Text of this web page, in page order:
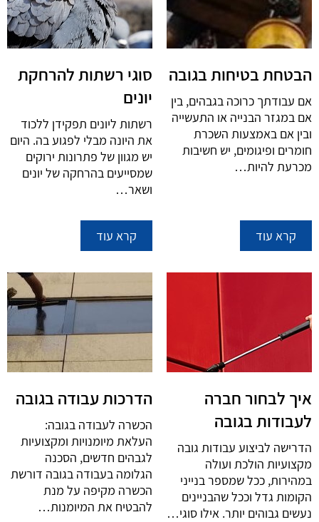
הבטחת בטיחות בגובה
אם עבודתך כרוכה בגבהים, בין
אם במגזר הבנייה או התעשייה
ובין אם באמצעות השכרת
חומרים ופיגומים, יש חשיבות
מכרעת להיות…
קרא עוד
סוגי רשתות להרחקת
יונים
רשתות ליונים תפקידן ללכוד
את היונה מבלי לפגוע בה. היום
יש מגוון של פתרונות ירוקים
שמסייעים בהרחקה של יונים
ושאר…
קרא עוד
איך לבחור חברה
לעבודות בגובה
הדרישה לביצוע עבודות גובה
מקצועיות הולכת ועולה
במהירות, ככל שמספר בנייני
הקומות גדל וככל שהבניינים
נעשים גבוהים יותר. אילו סוגי…
הדרכות עבודה בגובה
הכשרה לעבודה בגובה:
העלאת מיומנויות ומקצועיות
לגבהים חדשים, הסכנה
הגלומה בעבודה בגובה דורשת
הכשרה מקיפה על מנת
להבטיח את המיומנות…